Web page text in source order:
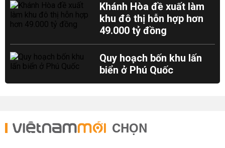
Khánh Hòa đề xuất làm
khu đô thị hỗn hợp hơn
49.000 tỷ đồng
Quy hoạch bốn khu lấn
biển ở Phú Quốc
CHỌN